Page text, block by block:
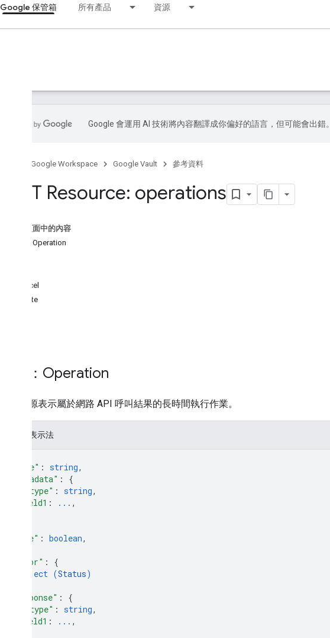
Google 保管箱 所有產品 資源
Google 會運用 AI 技術將內容翻譯成你偏好的語言，但可能會出錯。
Google Workspace Google Vault 參考資料
REST Resource: operations
這個頁面中的內容
資源：Operation
cancel
delete
資源：Operation
這個資源表示屬於網路 API 呼叫結果的長時間執行作業。
JSON 表示法
"name" : string,
"metadata" : {
"@type" : string,
field1 : ... ,
"done" : boolean,
"error" : {
object (Status)
"response" : {
"@type" : string,
field1 : ... ,